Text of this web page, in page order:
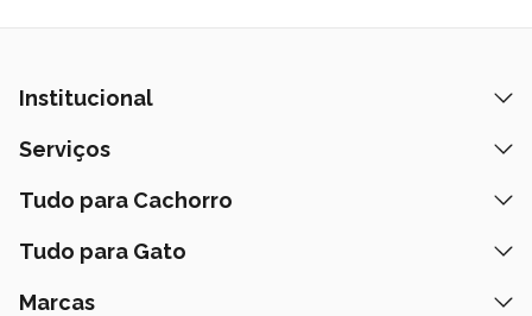
Institucional
Quem Somos
Prazos de Entrega
Fale Conosco
Serviços
Banho e Tosa
Peça pelo Delivery
Assinatura Polipet
Tudo para Cachorro
Ração
Tudo para Gato
Ração
Marcas